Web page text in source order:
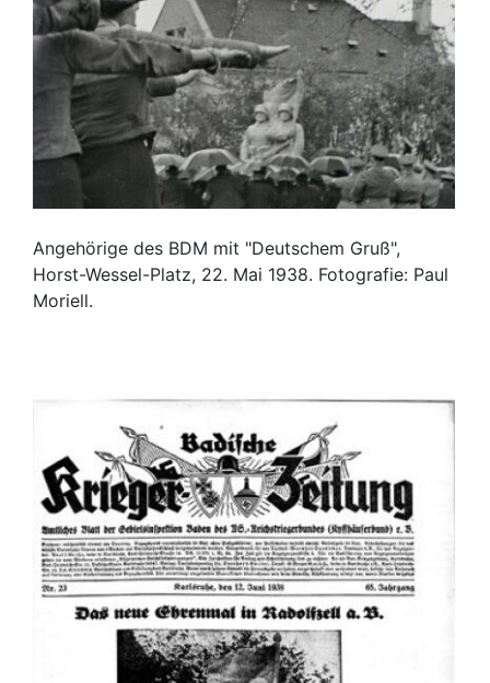
Angehörige des BDM mit "Deutschem Gruß",
Horst-Wessel-Platz, 22. Mai 1938. Fotografie: Paul
Moriell.